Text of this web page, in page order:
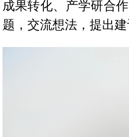
成果转化、产学研合
题，交流想法，提出